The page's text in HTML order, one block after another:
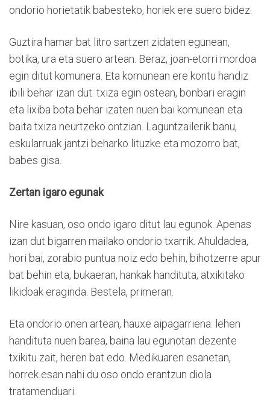
ondorio horietatik babesteko, horiek ere suero bidez.
Guztira hamar bat litro sartzen zidaten egunean,
botika, ura eta suero artean. Beraz, joan-etorri mordoa
egin ditut komunera. Eta komunean ere kontu handiz
ibili behar izan dut: txiza egin ostean, bonbari eragin
eta lixiba bota behar izaten nuen bai komunean eta
baita txiza neurtzeko ontzian. Laguntzailerik banu,
eskularruak jantzi beharko lituzke eta mozorro bat,
babes gisa.
Zertan igaro egunak
Nire kasuan, oso ondo igaro ditut lau egunok. Apenas
izan dut bigarren mailako ondorio txarrik. Ahuldadea,
hori bai, zorabio puntua noiz edo behin, bihotzerre apur
bat behin eta, bukaeran, hankak handituta, atxikitako
likidoak eraginda. Bestela, primeran.
Eta ondorio onen artean, hauxe aipagarriena: lehen
handituta nuen barea, baina lau egunotan dezente
txikitu zait, heren bat edo. Medikuaren esanetan,
horrek esan nahi du oso ondo erantzun diola
tratamenduari.